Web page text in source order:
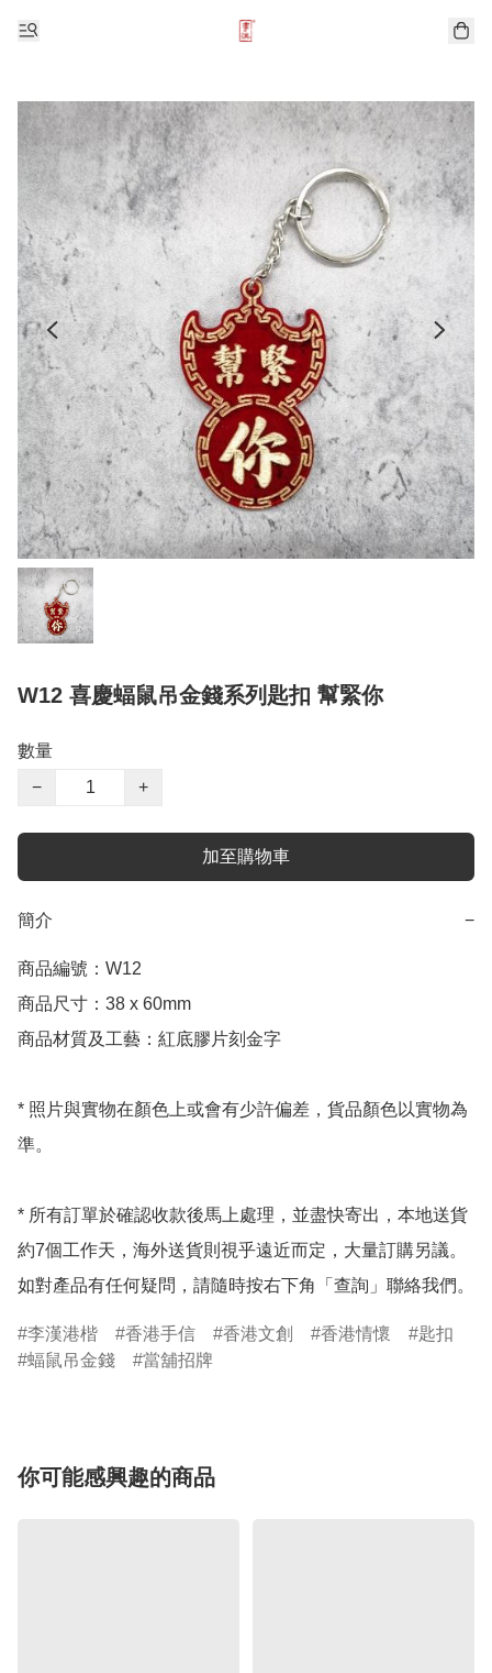
W12 喜慶蝠鼠吊金錢系列匙扣 幫緊你
數量
−
+
加至購物車
簡介 −
商品編號：W12
商品尺寸：38 x 60mm
商品材質及工藝：紅底膠片刻金字
* 照片與實物在顏色上或會有少許偏差，貨品顏色以實物為
準。
* 所有訂單於確認收款後馬上處理，並盡快寄出，本地送貨
約7個工作天，海外送貨則視乎遠近而定，大量訂購另議。
如對產品有任何疑問，請隨時按右下角「查詢」聯絡我們。
李漢港楷 香港手信 香港文創 香港情懷
匙扣
蝠鼠吊金錢
當舖招牌
你可能感興趣的商品